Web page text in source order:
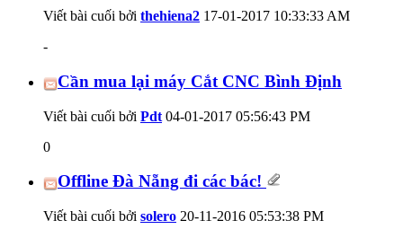
Viết bài cuối bởi thehiena2 17-01-2017 10:33:33 AM
-
Cần mua lại máy Cắt CNC Bình Định
Viết bài cuối bởi Pdt 04-01-2017 05:56:43 PM
0
Offline Đà Nẵng đi các bác!
Viết bài cuối bởi solero 20-11-2016 05:53:38 PM